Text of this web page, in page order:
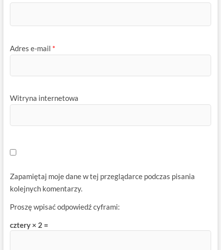
Adres e-mail *
Witryna internetowa
Zapamiętaj moje dane w tej przeglądarce podczas pisania
kolejnych komentarzy.
Proszę wpisać odpowiedź cyframi:
cztery × 2 =